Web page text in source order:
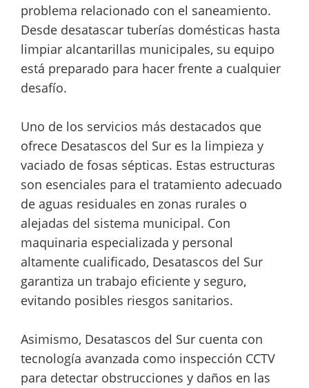
problema relacionado con el saneamiento.
Desde desatascar tuberías domésticas hasta
limpiar alcantarillas municipales, su equipo
está preparado para hacer frente a cualquier
desafío.
Uno de los servicios más destacados que
ofrece Desatascos del Sur es la limpieza y
vaciado de fosas sépticas. Estas estructuras
son esenciales para el tratamiento adecuado
de aguas residuales en zonas rurales o
alejadas del sistema municipal. Con
maquinaria especializada y personal
altamente cualificado, Desatascos del Sur
garantiza un trabajo eficiente y seguro,
evitando posibles riesgos sanitarios.
Asimismo, Desatascos del Sur cuenta con
tecnología avanzada como inspección CCTV
para detectar obstrucciones y daños en las